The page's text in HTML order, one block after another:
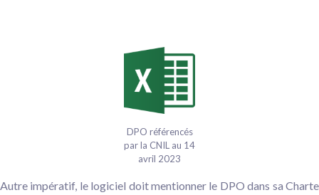
DPO référencés
par la CNIL au 14
avril 2023
Autre impératif, le logiciel doit mentionner le DPO dans sa Charte